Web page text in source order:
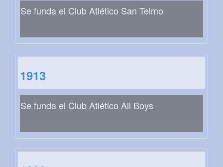
Se funda el Club Atlético San Telmo
1913
Se funda el Club Atlético All Boys